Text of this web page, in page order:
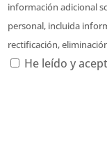
información adicional
personal, incluida
rectificación,
He leído y